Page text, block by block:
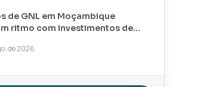
de GNL em Moçambique
ritmo com investimentos de
e ExxonMobil
de 2026